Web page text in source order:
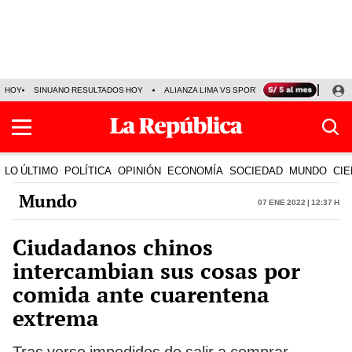
HOY SINUANO RESULTADOS HOY ALIANZA LIMA VS SPORT BOYS JORGE
LO ÚLTIMO POLÍTICA OPINIÓN ECONOMÍA SOCIEDAD MUNDO
Mundo 07 Ene 2022 | 12:37 h
Ciudadanos chinos
intercambian sus cosas por
comida ante cuarentena
extrema